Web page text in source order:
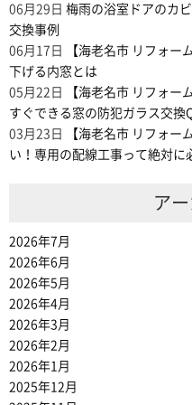
06月29日 梅雨の浴室ドアのカ
交換事例
06月17日
【海老名市 リフォー
下げる内窓とは
05月22日
【海老名市 リフォー
すぐできる窓の防犯ガラス交換
03月23日
【海老名市 リフォー
い！専用の配線工事って絶対に
ア
2026年7月
2026年6月
2026年5月
2026年4月
2026年3月
2026年2月
2026年1月
2025年12月